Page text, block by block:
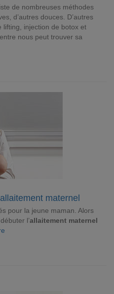
de nombreuses méthodes
d’autres douces. D’autres
lifting, injection de botox et
nous peut trouver sa
maternel
pour la jeune maman. Alors
l’allaitement maternel